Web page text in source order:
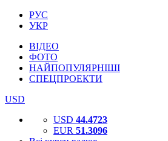
РУС
УКР
ВІДЕО
ФОТО
НАЙПОПУЛЯРНІШІ
СПЕЦПРОЕКТИ
USD
USD 44.4723
EUR 51.3096